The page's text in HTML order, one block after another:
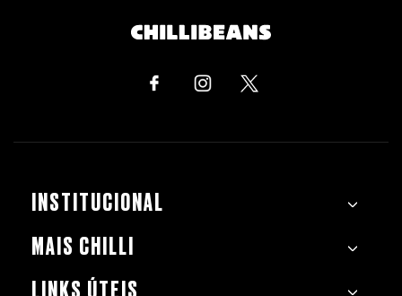
INSTITUCIONAL
MAIS CHILLI
LINKS ÚTEIS